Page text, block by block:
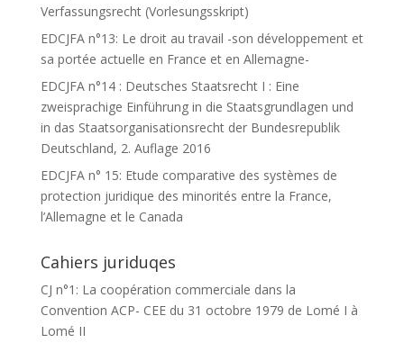
Verfassungsrecht (Vorlesungsskript)
EDCJFA n°13: Le droit au travail -son développement et
sa portée actuelle en France et en Allemagne-
EDCJFA n°14 : Deutsches Staatsrecht I : Eine
zweisprachige Einführung in die Staatsgrundlagen und
in das Staatsorganisationsrecht der Bundesrepublik
Deutschland, 2. Auflage 2016
EDCJFA n° 15: Etude comparative des systèmes de
protection juridique des minorités entre la France,
l’Allemagne et le Canada
Cahiers juriduqes
CJ n°1: La coopération commerciale dans la
Convention ACP- CEE du 31 octobre 1979 de Lomé I à
Lomé II